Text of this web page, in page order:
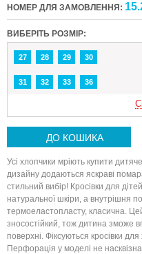
НОМЕР ДЛЯ ЗАМОВЛЕННЯ:
ВИБЕРІТЬ РОЗМІР:
27 28 29 30
31 32 33 36
ДО КОШИКА
Усі хлопчики мріють купити
дизайну додаються яскраві
стильний вибір! Кросівки для
натуральної шкіри, а внутрішня
термоеластопласту, класична.
зносостійкий, тож дитина зможе
поверхні. Фіксуються кросівки
Перфорація у моделі не